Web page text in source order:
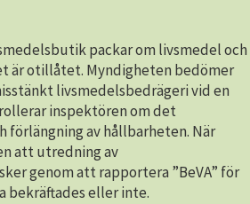
packar om livsmedel och
är otillåtet. Myndigheten bedömer
livsmedelsbedrägeri vid en
inspektören om det
förlängning av hållbarheten. När
att utredning av
genom att rapportera ”BeVA” för
bekräftades eller inte.